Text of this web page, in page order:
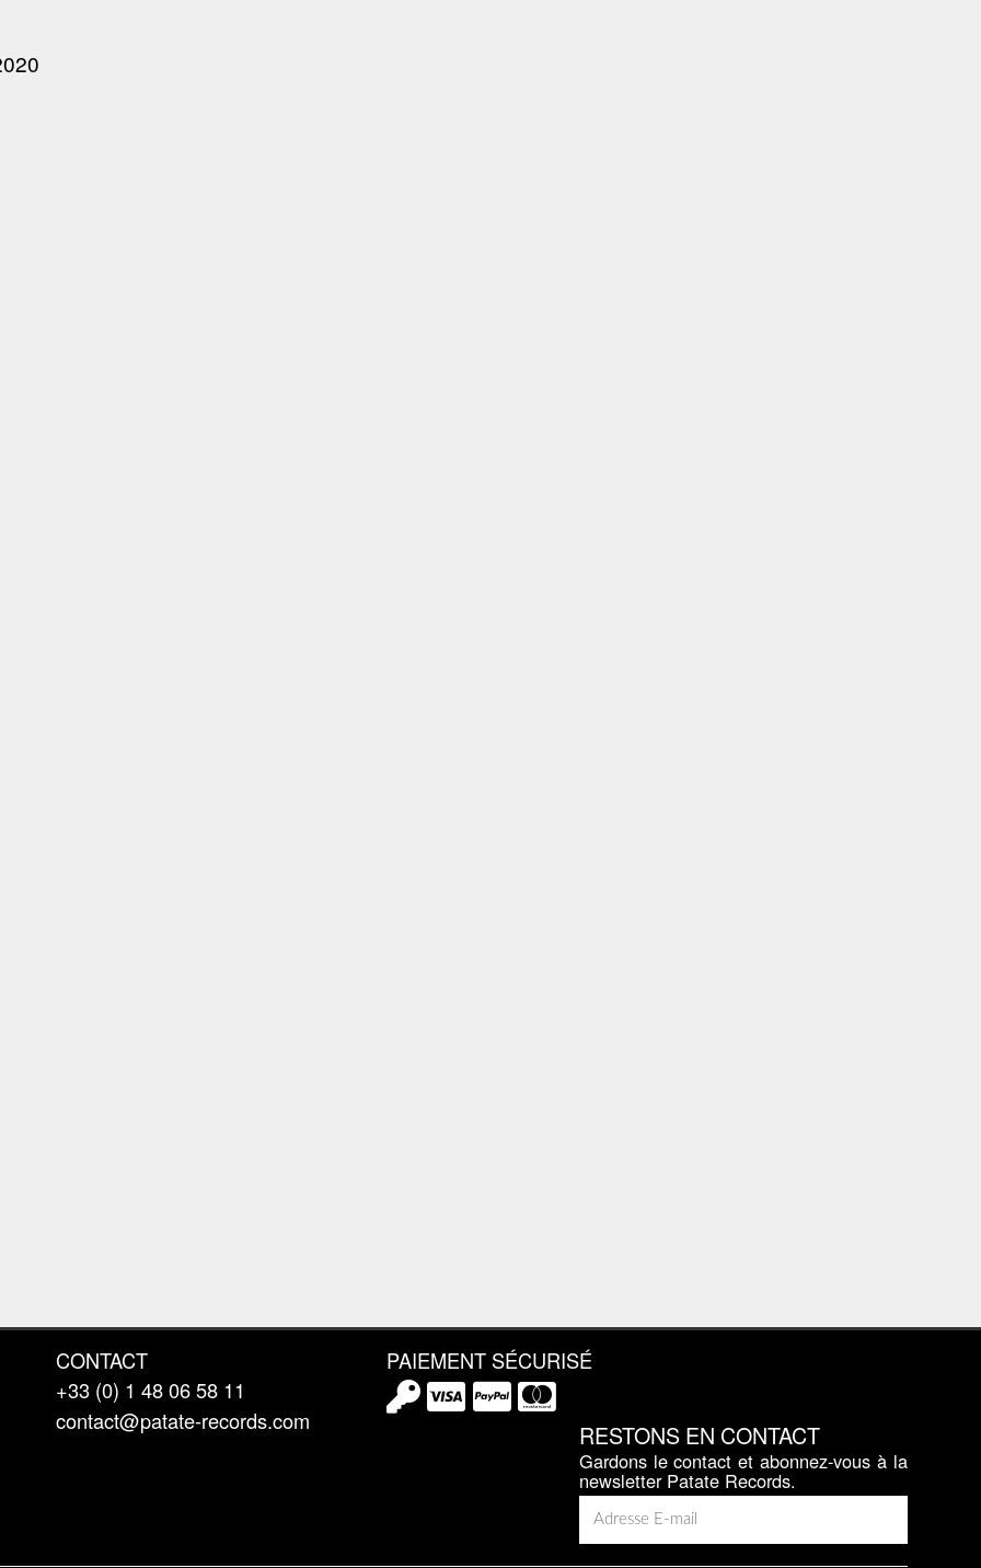
CONTACT
+33 (0) 1 48 06 58 11
contact@patate-records.com
PAIEMENT SÉCURISÉ
RESTONS EN CONTACT
Gardons le contact et abonnez-vous à la
newsletter Patate Records.